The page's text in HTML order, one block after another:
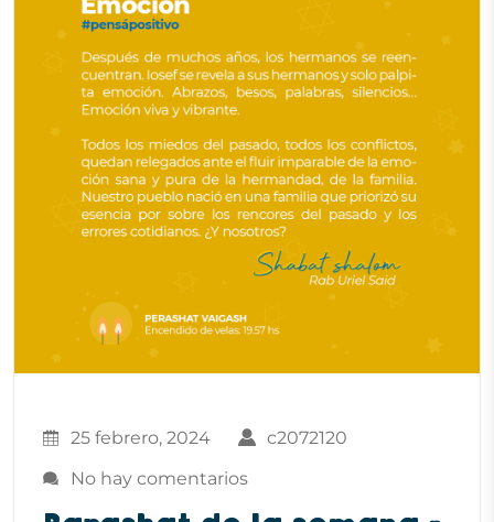
25 febrero, 2024
c2072120
No hay comentarios